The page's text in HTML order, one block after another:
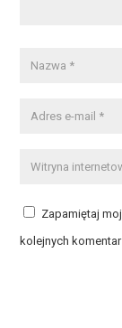
Zapamiętaj
kolejnych